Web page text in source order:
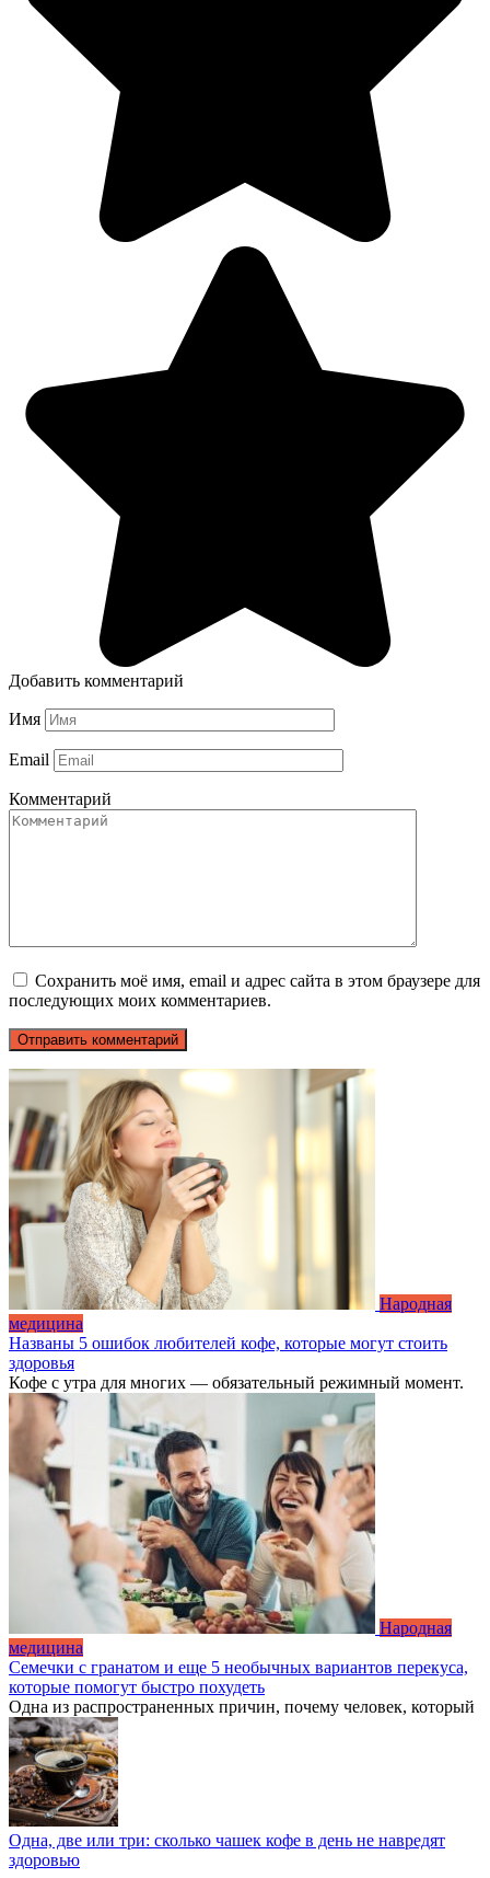
Добавить комментарий
Имя
Email
Комментарий
Сохранить моё имя, email и адрес сайта в этом браузере для
последующих моих комментариев.
Народная
медицина
Названы 5 ошибок любителей кофе, которые могут стоить
здоровья
Кофе с утра для многих — обязательный режимный момент.
Народная
медицина
Семечки с гранатом и еще 5 необычных вариантов перекуса,
которые помогут быстро похудеть
Одна из распространенных причин, почему человек, который
Одна, две или три: сколько чашек кофе в день не навредят
здоровью